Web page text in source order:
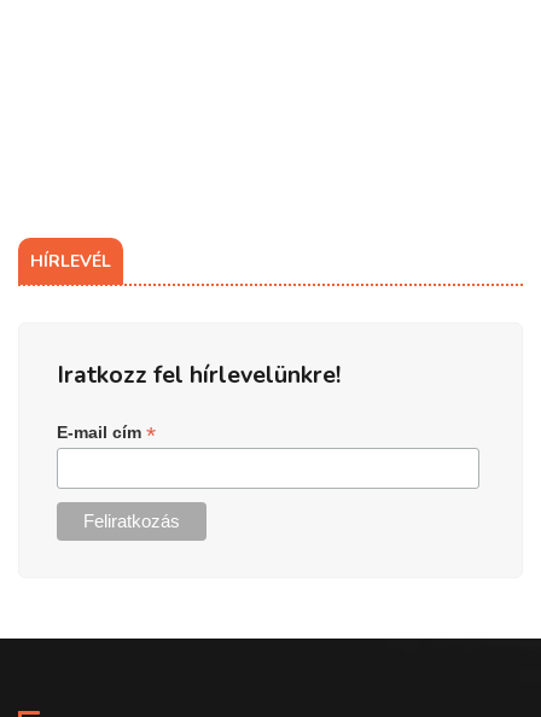
HÍRLEVÉL
Iratkozz fel hírlevelünkre!
E-mail cím*